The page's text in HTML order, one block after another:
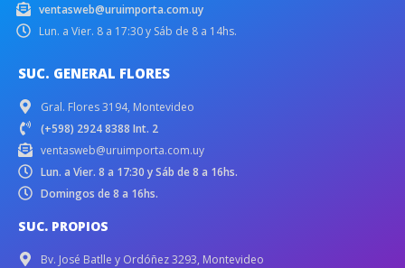
ventasweb@uruimporta.com.uy
Lun. a Vier. 8 a 17:30 y Sáb de 8 a 14hs.
SUC. GENERAL FLORES
Gral. Flores 3194, Montevideo
(+598) 2924 8388 Int. 2
ventasweb@uruimporta.com.uy
Lun. a Vier. 8 a 17:30 y Sáb de 8 a 16hs.
Domingos de 8 a 16hs.
SUC. PROPIOS
Bv. José Batlle y Ordóñez 3293, Montevideo